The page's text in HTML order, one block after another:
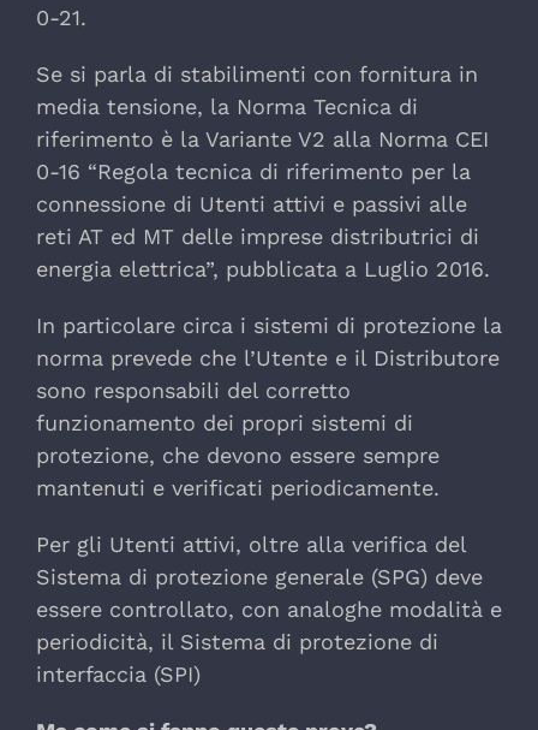
0-21.
Se si parla di stabilimenti con fornitura in
media tensione, la Norma Tecnica di
riferimento è la Variante V2 alla Norma CEI
0-16 “Regola tecnica di riferimento per la
connessione di Utenti attivi e passivi alle
reti AT ed MT delle imprese distributrici di
energia elettrica”, pubblicata a Luglio 2016.
In particolare circa i sistemi di protezione la
norma prevede che l’Utente e il Distributore
sono responsabili del corretto
funzionamento dei propri sistemi di
protezione, che devono essere sempre
mantenuti e verificati periodicamente.
Per gli Utenti attivi, oltre alla verifica del
Sistema di protezione generale (SPG) deve
essere controllato, con analoghe modalità e
periodicità, il Sistema di protezione di
interfaccia (SPI)